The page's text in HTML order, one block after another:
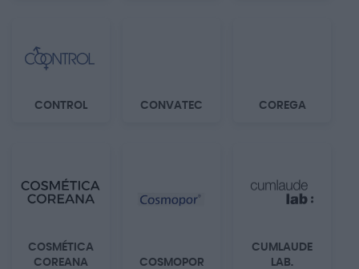
CONTROL CONVATEC COREGA
COSMÉTICA
COREANA
COSMOPOR
CUMLAUDE
LAB.